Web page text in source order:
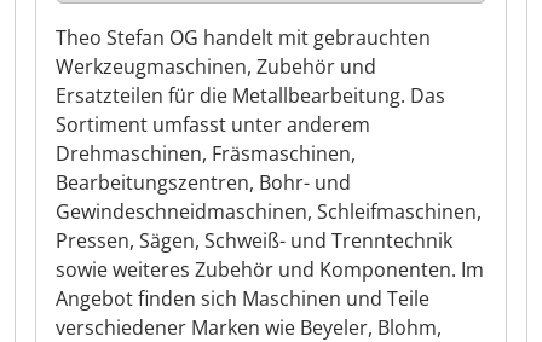
Theo Stefan OG handelt mit gebrauchten
Werkzeugmaschinen, Zubehör und
Ersatzteilen für die Metallbearbeitung. Das
Sortiment umfasst unter anderem
Drehmaschinen, Fräsmaschinen,
Bearbeitungszentren, Bohr- und
Gewindeschneidmaschinen, Schleifmaschinen,
Pressen, Sägen, Schweiß- und Trenntechnik
sowie weiteres Zubehör und Komponenten. Im
Angebot finden sich Maschinen und Teile
verschiedener Marken wie Beyeler, Blohm,